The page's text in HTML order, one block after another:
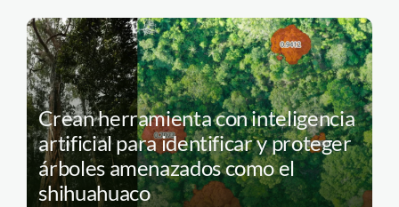
Crean herramienta con inteligencia
artificial para identificar y proteger
árboles amenazados como el
shihuahuaco